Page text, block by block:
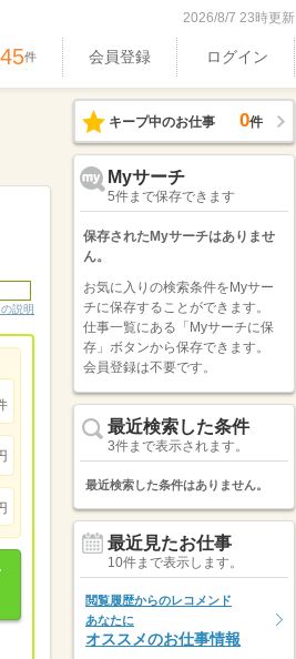
2026/8/7 23時更新
件 会員登録 ログイン
説明
キープ中のお仕事 0件
Myサーチ
5件まで保存できます
保存されたMyサーチはありませ
ん。
お気に入りの検索条件をMyサー
チに保存することができます。
仕事一覧にある「Myサーチに保
存」ボタンから保存できます。
会員登録は不要です。
最近検索した条件
3件まで表示されます。
最近検索した条件はありません。
最近見たお仕事
10件まで表示します。
閲覧履歴からのレコメンド
あなたに
オススメのお仕事情報